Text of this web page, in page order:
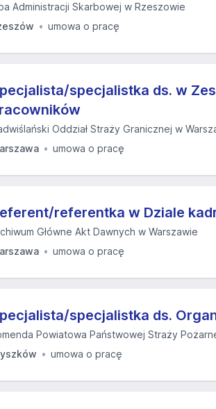
Administracji Skarbowej w Rzeszowie
umowa o pracę
specjalistka ds. w
Oddział Straży Granicznej w
umowa o pracę
referentka w Dziale
Główne Akt Dawnych w Warszawie
umowa o pracę
specjalistka ds.
Powiatowa Państwowej Straży
umowa o pracę